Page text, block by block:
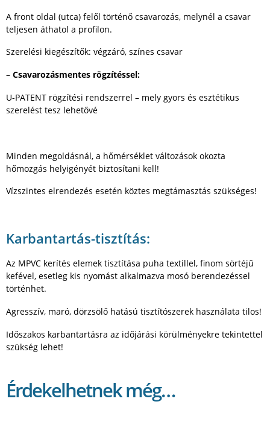
A front oldal (utca) felől történő csavarozás, melynél a csavar
teljesen áthatol a profilon.
Szerelési kiegészítők: végzáró, színes csavar
– Csavarozásmentes rögzítéssel:
U-PATENT rögzítési rendszerrel – mely gyors és esztétikus
szerelést tesz lehetővé
Minden megoldásnál, a hőmérséklet változások okozta
hőmozgás helyigényét biztosítani kell!
Vízszintes elrendezés esetén köztes megtámasztás szükséges!
Karbantartás-tisztítás:
Az MPVC kerítés elemek tisztítása puha textillel, finom sörtéjű
kefével, esetleg kis nyomást alkalmazva mosó berendezéssel
történhet.
Agresszív, maró, dörzsölő hatású tisztítószerek használata tilos!
Időszakos karbantartásra az időjárási körülményekre tekintettel
szükség lehet!
Érdekelhetnek még…